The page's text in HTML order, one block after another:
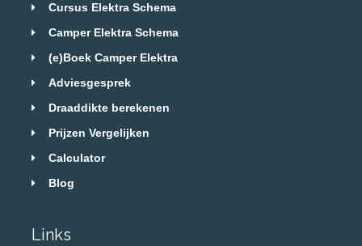
Cursus Elektra Schema
Camper Elektra Schema
(e)Boek Camper Elektra
Adviesgesprek
Draaddikte berekenen
Prijzen Vergelijken
Calculator
Blog
Links